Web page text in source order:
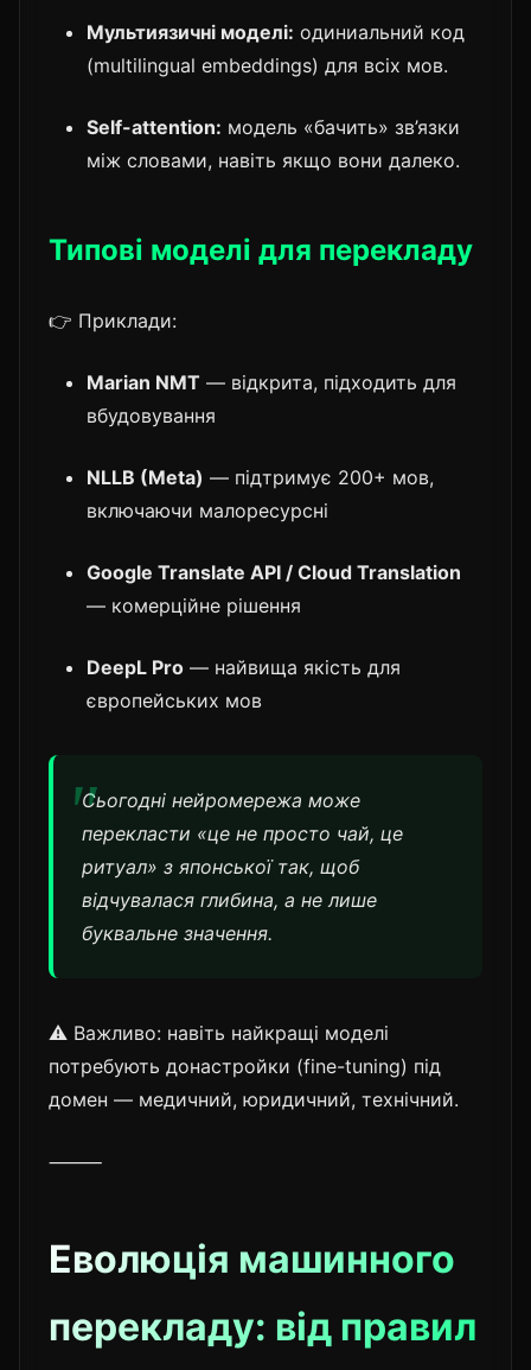
Мультиязичні моделі: одиниальний код
(multilingual embeddings) для всіх мов.
Self-attention: модель «бачить» зв’язки
між словами, навіть якщо вони далеко.
Типові моделі для перекладу
👉 Приклади:
Marian NMT — відкрита, підходить для
вбудовування
NLLB (Meta) — підтримує 200+ мов,
включаючи малоресурсні
Google Translate API / Cloud Translation
— комерційне рішення
DeepL Pro — найвища якість для
європейських мов
Сьогодні нейромережа може
перекласти «це не просто чай, це
ритуал» з японської так, щоб
відчувалася глибина, а не лише
буквальне значення.
⚠️ Важливо: навіть найкращі моделі
потребують донастройки (fine-tuning) під
домен — медичний, юридичний, технічний.
⸻
Еволюція машинного
перекладу: від правил